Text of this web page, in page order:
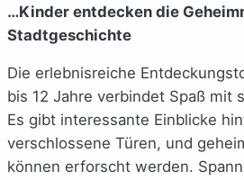
…Kinder entdecken die
Stadtgeschichte
Die erlebnisreiche
bis 12 Jahre verbindet Spaß mit
Es gibt interessante Einblicke
verschlossene Türen, und
können erforscht werden.